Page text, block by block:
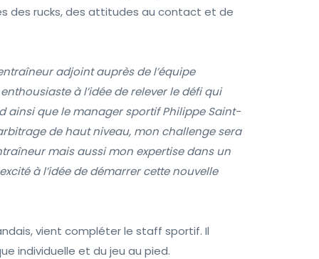
des rucks, des attitudes au contact et de
adjoint auprès de l’équipe
à l’idée de relever le défi qui
ainsi que le manager sportif Philippe Saint-
de haut niveau, mon challenge sera
mais aussi mon expertise dans un
à l’idée de démarrer cette nouvelle
vient compléter le staff sportif. Il
individuelle et du jeu au pied.